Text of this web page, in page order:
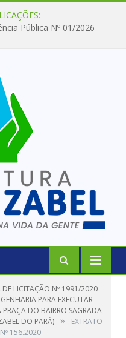
Pública Nº 01/2026
DE LICITAÇÃO Nº 1991/2020
PARA EXECUTAR
PRAÇA DO BAIRRO SAGRADA
DO PARÁ) »
EXTRATO
156.2020